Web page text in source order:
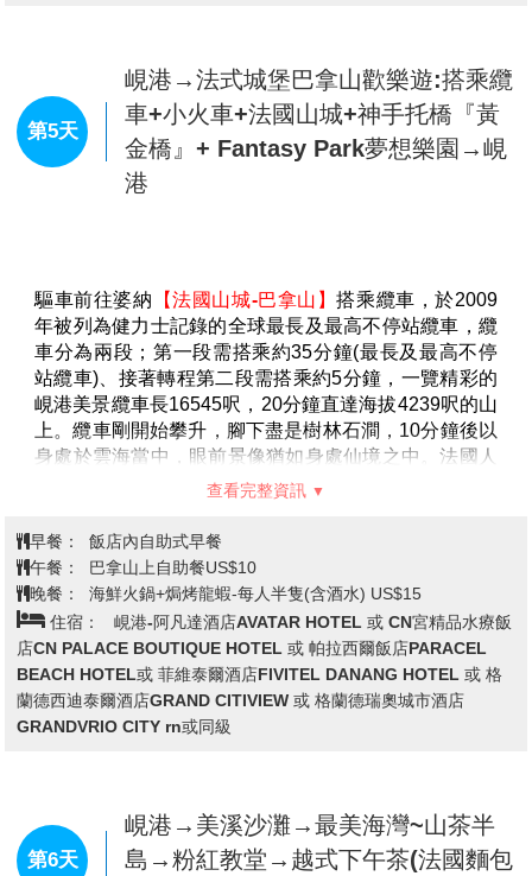
十七世紀的古老城鎮-會安古鎮。再至
【日本橋】
，又名
【來遠橋】或【寺橋】，這是會安的唯一古橋，成了會
安的標誌，這木造橋橫跨流入【秋盆河】的小渠，連接
阮氏明開和陳富兩街，由日本和中國商人籌建於17世紀
初。日本橋長18米、分7格，蓋陰陽瓦，建築獨特，寺
和橋均為木製，橋兩頭設置坐姿猴和狗雕像，相傳它們
爾後我們沿著陳富街瀏覽，經過許多古街中的古屋，都
開店賣各種手工藝品，再經過廣東會館、廣肇會館、福
建會館、百年古屋、中央市場….處處顯露了獨特的文化
氣息。於1999年12月被列入【世界文化遺產】。走入古
城有如瀏覽一座活生生的歷史博物館，城裡的古蹟與人
們的生活息息相關，彷彿置身其中，腳踩石板路，眼觀
雕樑畫棟樑的樓宇，古色古香的氛圍，彷彿進入了時光
1.會安搭船至迦南島船程約30分鐘(亦可能搭車致對岸)
2.迦南島體驗傳統竹桶船及樂釣螃蟹趣行程約1小時
3.迦南島船夫及表演者皆需付小費,每位越盾20,000
4.會安古鎮巡覽行程約2-3小時
4.下午若太熱, 午後會回飯店短暫休息1~2小時後再開始
旅遊行程, 保証不影響觀光行程。
LOTUS HOTEL 或 會安花園宮殿飯店GARDEN PALACE 或 真誠酒
店SINCERITY HOTEL或 芒菁酒店MUONG THAN HOIAN rn或同級
會安→途經海雲嶺(世界50大自然美
排)
前往越南中部古都【順化】從19世紀開始，順化就為越
南阮王朝的首都，因此今天的順化到處可見王宮、王陵
此皇陵又稱為「應陵」，隱於周珠山
崩六年之後（1931年）才完工。建築風格採用東西合
璧，遠看整座皇陵很像一座氣份神秘的歐式城堡，與其
他皇陵大不相同。皇陵呈日字形，分為三階段的樓梯供
有127階，每階段的欄杆上各有四條龍；上了階梯可以
看到馬、象、僕人等守護陵墓的石像。後面是二層樓、
八角形建築，其兩側各有一座歐式高塔。內部地板舖著
彩色的琉璃瓦，牆上有巨幅祥龍壁畫，內廳的左右兩側
有花磁磚與碎玻璃拼成的彩色壁畫，天花板則以黑白色
藝堪稱巔峰上品。
【仿古船遊香江】 乘仿古龍舟畫舫遊覽香江，在江風徐
徐的吹拂下，瀏覽香江邊兩岸之風景及順化市集，古意
查看完整資訊
早餐：
飯店內自助式早餐
午餐：
順化風味餐 (含酒水 )USD8
晚餐： 皇帝宴USD15
VIEW HOTEL 或 順化亞洲大酒店 ASIA HOTEL 或 rn艾姆酒店EMM
HOTEL或同級